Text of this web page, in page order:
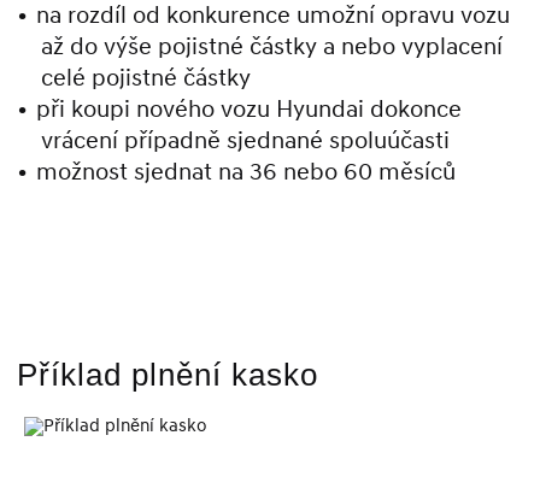
na rozdíl od konkurence umožní opravu vozu
až do výše pojistné částky a nebo vyplacení
celé pojistné částky
při koupi nového vozu Hyundai dokonce
vrácení případně sjednané spoluúčasti
možnost sjednat na 36 nebo 60 měsíců
Příklad plnění kasko